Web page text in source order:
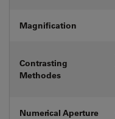
Magnification
Contrasting
Methodes
Numerical Aperture